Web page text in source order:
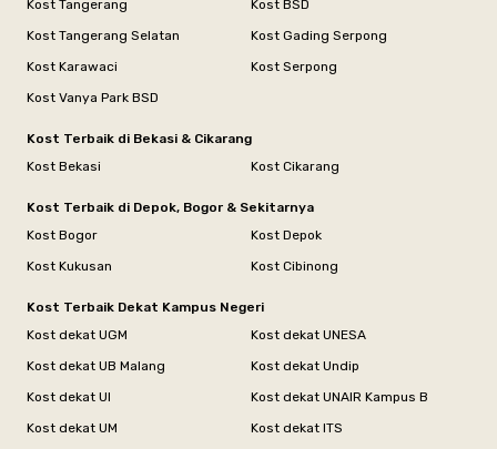
Kost Tangerang
Kost BSD
Kost Tangerang Selatan
Kost Gading Serpong
Kost Karawaci
Kost Serpong
Kost Vanya Park BSD
Kost Terbaik di Bekasi & Cikarang
Kost Bekasi
Kost Cikarang
Kost Terbaik di Depok, Bogor & Sekitarnya
Kost Bogor
Kost Depok
Kost Kukusan
Kost Cibinong
Kost Terbaik Dekat Kampus Negeri
Kost dekat UGM
Kost dekat UNESA
Kost dekat UB Malang
Kost dekat Undip
Kost dekat UI
Kost dekat UNAIR Kampus B
Kost dekat UM
Kost dekat ITS